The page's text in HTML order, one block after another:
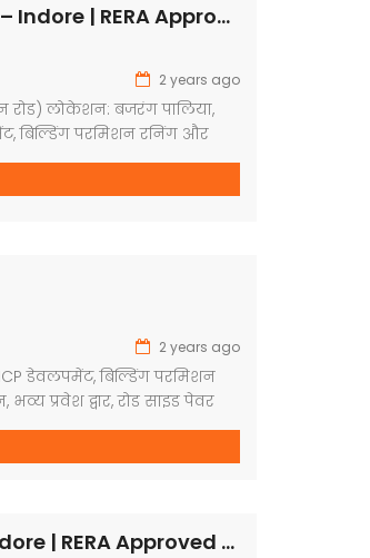
Jain Dibakar Gokul Dham – Indore | RERA Approved Plots
2 years ago
रोड) लोकेशन: बजरंग पालिया,
बिल्डिंग परमिशन रनिंग और
गार्ड, कवर्ड कैंपस, ड्रेनेज सिस्टम,
ब्लाक, प्लांटेशन युक्त डेवलप्ड
2 years ago
डेवलपमेंट, बिल्डिंग परमिशन
प्रवेश द्वार, रोड साइड पेवर
फीट। पेमेंट […]
Ratan Avenue Phase 1 – Indore | RERA Approved Plots